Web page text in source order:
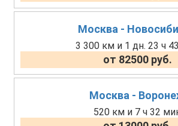
Москва -
3 300 км и 1 дн. 23 ч
от 82500 руб.
Москва -
520 км и 7 ч 32